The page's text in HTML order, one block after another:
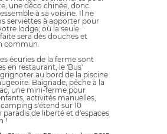
une déco chinée, donc
à sa voisine. Il ne
serviettes à apporter pour
lodge, où la seule
sera des douches et
commun.
écuries de la ferme sont
en restaurant, le 'Bus'
au bord de la piscine
Baignade, pêche à la
une mini-ferme pour
activités manuelles,
s'étend sur 10
paradis de liberté et d'espaces
!